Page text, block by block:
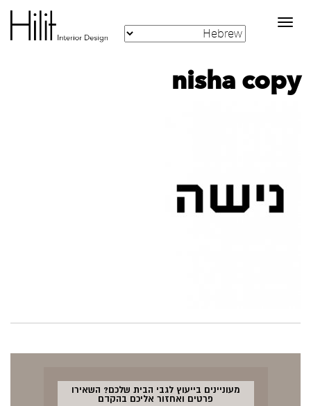
Toggle
navigation
nisha copy
מעוניינים בייעוץ לגבי הבית שלכם? השאירו
פרטים ואחזור אליכם בהקדם